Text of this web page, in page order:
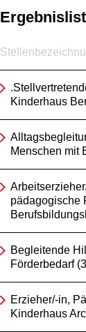
Kinderhaus
Menschen mit
pädagogische
Begleitende
Förderbedarf
Erzieher/-in,
Kinderhaus